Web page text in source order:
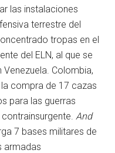
las instalaciones
terrestre del
tropas en el
del ELN, al que se
Colombia,
compra de 17 cazas
para las guerras
And
7 bases militares de
armadas